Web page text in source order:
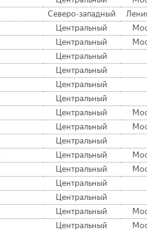
Северо-западный
Центральный
Центральный
Центральный
Центральный
Центральный
Центральный
Центральный
Центральный
Центральный
Центральный
Центральный
Центральный
Центральный
Центральный
Центральный